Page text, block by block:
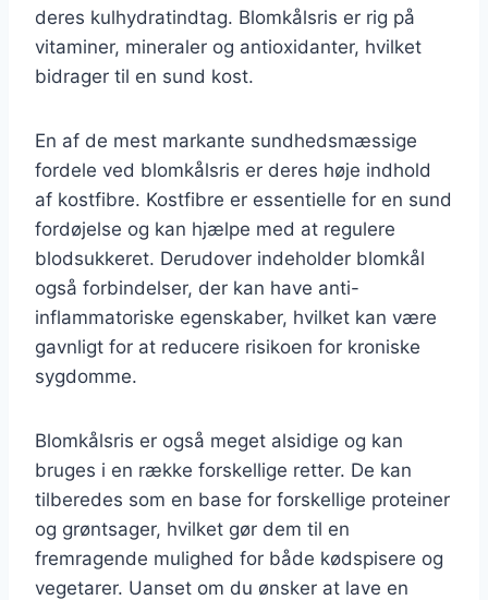
deres kulhydratindtag. Blomkålsris er rig på
vitaminer, mineraler og antioxidanter, hvilket
bidrager til en sund kost.
En af de mest markante sundhedsmæssige
fordele ved blomkålsris er deres høje indhold
af kostfibre. Kostfibre er essentielle for en sund
fordøjelse og kan hjælpe med at regulere
blodsukkeret. Derudover indeholder blomkål
også forbindelser, der kan have anti-
inflammatoriske egenskaber, hvilket kan være
gavnligt for at reducere risikoen for kroniske
sygdomme.
Blomkålsris er også meget alsidige og kan
bruges i en række forskellige retter. De kan
tilberedes som en base for forskellige proteiner
og grøntsager, hvilket gør dem til en
fremragende mulighed for både kødspisere og
vegetarer. Uanset om du ønsker at lave en